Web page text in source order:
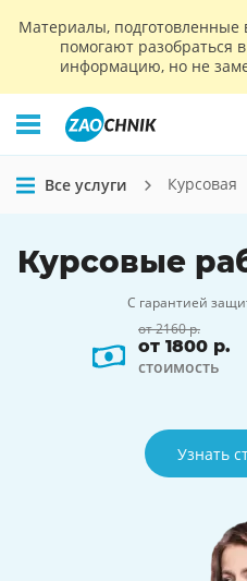
Материалы, подготовленные
помогают разобраться
информацию, но не
Все услуги Курсовая
Курсовые
С гарантией
от 2160 р.
от 1800 р.
стоимость
Узнать